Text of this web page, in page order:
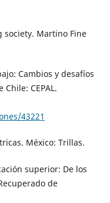
society. Martino Fine
Cambios y desafíos
CEPAL.
43221
México: Trillas.
superior: De los
de